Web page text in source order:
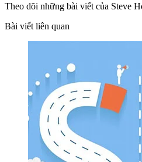
Theo dõi những bài viết của Steve
Bài viết liên quan